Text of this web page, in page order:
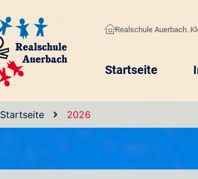
Realschule Auerbach.
Startseite
Startseite 2026